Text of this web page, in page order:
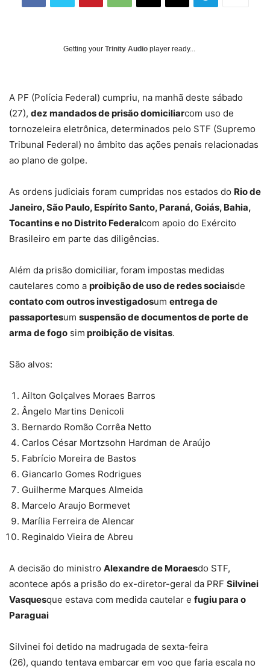
Getting your Trinity Audio player ready...
A PF (Polícia Federal) cumpriu, na manhã deste sábado
(27), dez mandados de prisão domiciliarcom uso de
tornozeleira eletrônica, determinados pelo STF (Supremo
Tribunal Federal) no âmbito das ações penais relacionadas
ao plano de golpe.
As ordens judiciais foram cumpridas nos estados do Rio de
Janeiro, São Paulo, Espírito Santo, Paraná, Goiás, Bahia,
Tocantins e no Distrito Federalcom apoio do Exército
Brasileiro em parte das diligências.
Além da prisão domiciliar, foram impostas medidas
cautelares como a proibição de uso de redes sociaisde
contato com outros investigadosum entrega de
passaportesum suspensão de documentos de porte de
arma de fogo sim proibição de visitas.
São alvos:
Ailton Golçalves Moraes Barros
Ângelo Martins Denicoli
Bernardo Romão Corrêa Netto
Carlos César Mortzsohn Hardman de Araújo
Fabrício Moreira de Bastos
Giancarlo Gomes Rodrigues
Guilherme Marques Almeida
Marcelo Araujo Bormevet
Marília Ferreira de Alencar
Reginaldo Vieira de Abreu
A decisão do ministro Alexandre de Moraesdo STF,
acontece após a prisão do ex-diretor-geral da PRF Silvinei
Vasquesque estava com medida cautelar e fugiu para o
Paraguai
Silvinei foi detido na madrugada de sexta-feira
(26), quando tentava embarcar em voo que faria escala no